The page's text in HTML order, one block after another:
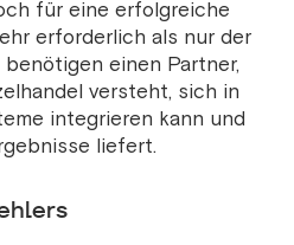
für eine erfolgreiche
erforderlich als nur der
einen Partner,
versteht, sich in
integrieren kann und
liefert.